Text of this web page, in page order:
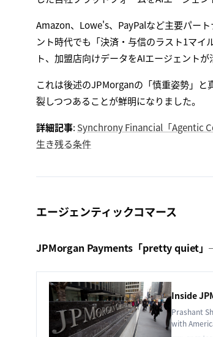
Amazon、Lowe's、PayPalなど主要パー
ント時代でも「決済・与信のラスト1マイ
ト、加盟店向けデータをAIエージェント
これは後述のJPMorganの「慎重姿勢」
裂しつつあることが鮮明になりました。
詳細記事: Synchrony Financial「Agentic
生き残る条件
エージェンティックコマース
JPMorgan Payments「pretty quiet」
Inside
Prashant
with
models